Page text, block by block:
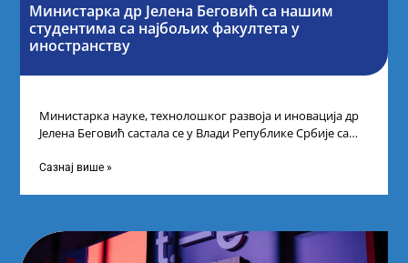
Министарка др Јелена Беговић са нашим
студентима са најбољих факултета у
иностранству
Министарка науке, технолошког развоја и иновација др
Јелена Беговић састала се у Влади Републике Србије са
Сазнај више »